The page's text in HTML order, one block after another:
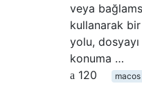
veya
kullanarak
yolu,
konuma …
120
macos